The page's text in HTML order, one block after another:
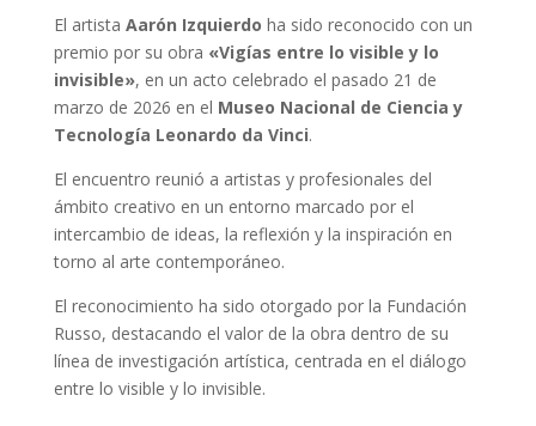
El artista Aarón Izquierdo ha sido reconocido con un
premio por su obra «Vigías entre lo visible y lo
invisible», en un acto celebrado el pasado 21 de
marzo de 2026 en el Museo Nacional de Ciencia y
Tecnología Leonardo da Vinci.
El encuentro reunió a artistas y profesionales del
ámbito creativo en un entorno marcado por el
intercambio de ideas, la reflexión y la inspiración en
torno al arte contemporáneo.
El reconocimiento ha sido otorgado por la Fundación
Russo, destacando el valor de la obra dentro de su
línea de investigación artística, centrada en el diálogo
entre lo visible y lo invisible.